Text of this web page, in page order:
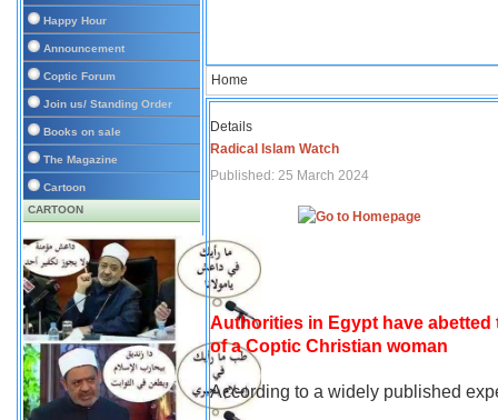
Happy Hour
Announcement
Coptic Forum
Join us/ Standing Order
Books on sale
The Magazine
Cartoon
CARTOON
Home
Details
Radical Islam Watch
Published: 25 March 2024
Authorities in Egypt have
of a Coptic Christian woman
According to a widely published